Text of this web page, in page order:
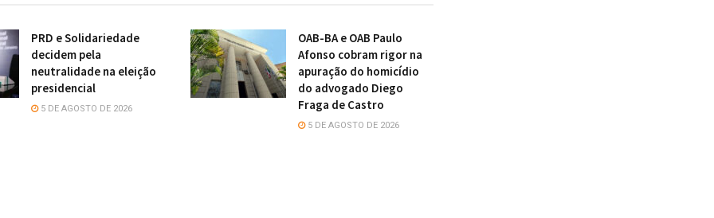
PRD e Solidariedade
decidem pela
neutralidade na eleição
presidencial
5 DE AGOSTO DE 2026
OAB-BA e OAB Paulo
Afonso cobram rigor na
apuração do homicídio
do advogado Diego
Fraga de Castro
5 DE AGOSTO DE 2026